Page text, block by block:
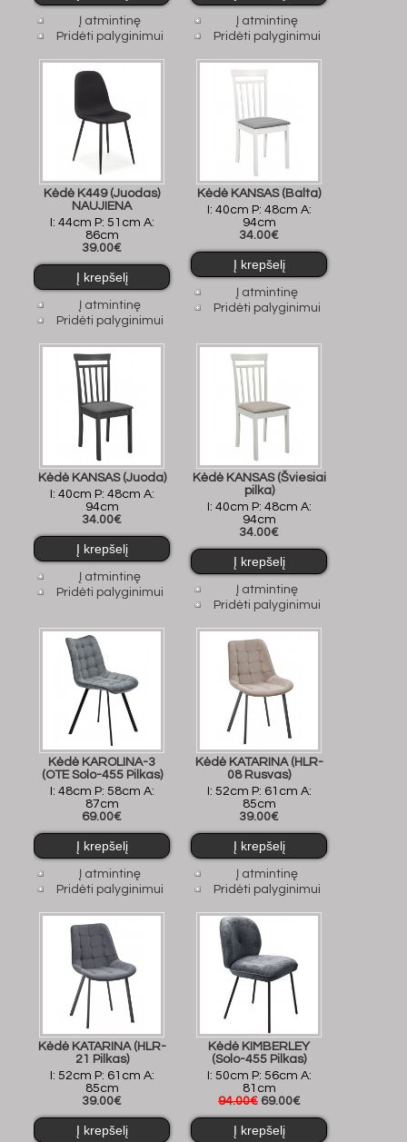
Į atmintinę
Pridėti palyginimui
Į atmintinę
Pridėti palyginimui
Kėdė K449 (Juodas)
NAUJIENA
I: 44cm P: 51cm A:
86cm
39.00€
Į atmintinę
Pridėti palyginimui
Kėdė KANSAS (Balta)
I: 40cm P: 48cm A:
94cm
34.00€
Į atmintinę
Pridėti palyginimui
Kėdė KANSAS (Juoda)
I: 40cm P: 48cm A:
94cm
34.00€
Į atmintinę
Pridėti palyginimui
Kėdė KANSAS (Šviesiai
pilka)
I: 40cm P: 48cm A:
94cm
34.00€
Į atmintinę
Pridėti palyginimui
Kėdė KAROLINA-3
(OTE Solo-455 Pilkas)
I: 48cm P: 58cm A:
87cm
69.00€
Į atmintinę
Pridėti palyginimui
Kėdė KATARINA (HLR-
08 Rusvas)
I: 52cm P: 61cm A:
85cm
39.00€
Į atmintinę
Pridėti palyginimui
Kėdė KATARINA (HLR-
21 Pilkas)
I: 52cm P: 61cm A:
85cm
39.00€
Kėdė KIMBERLEY
(Solo-455 Pilkas)
I: 50cm P: 56cm A:
81cm
94.00€ 69.00€